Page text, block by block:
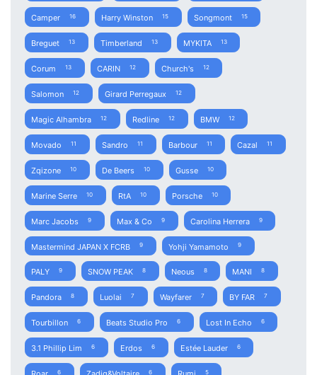
Camper 16 Harry Winston 15 Songmont 15
Breguet 13 Timberland 13 MYKITA 13
Corum 13 CARIN 12 Church's 12
Salomon 12 Girard Perregaux 12
Magic Alhambra 12 Redline 12 BMW 12
Movado 11 Sandro 11 Barbour 11 Cazal 11
Zqizone 10 De Beers 10 Gusse 10
Marine Serre 10 RtA 10 Porsche 10
Marc Jacobs 9 Max & Co 9 Carolina Herrera 9
Mastermind JAPAN X FCRB 9 Yohji Yamamoto 9
PALY 9 SNOW PEAK 8 Neous 8 MANI 8
Pandora 8 Luolai 7 Wayfarer 7 BY FAR 7
Tourbillon 6 Beats Studio Pro 6 Lost In Echo 6
3.1 Phillip Lim 6 Erdos 6 Estée Lauder 6
6 6 5